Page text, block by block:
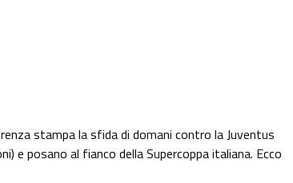
stampa la sfida di domani contro la Juventus
e posano al fianco della Supercoppa italiana. Ecco